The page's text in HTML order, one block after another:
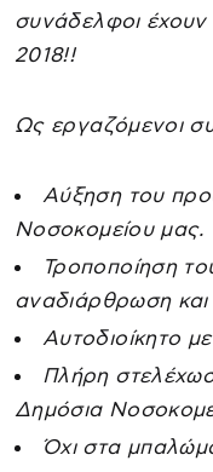
συνάδελφοι έχουν
2018!!
Ως εργαζόμενοι
Αύξηση του
Νοσοκομείου μας.
Τροποποίηση
αναδιάρθρωση
Αυτοδιοίκητο
Πλήρη
Δημόσια
Όχι στα